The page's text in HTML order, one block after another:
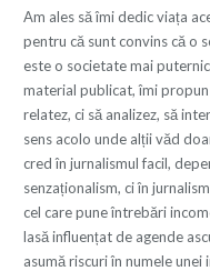
Am ales să îmi dedic viața
pentru că sunt convins că o
este o societate mai
material publicat, îmi
relatez, ci să analizez, să
sens acolo unde alții văd
cred în jurnalismul facil,
senzaționalism, ci în
cel care pune întrebări
lasă influențat de agende
asumă riscuri în numele